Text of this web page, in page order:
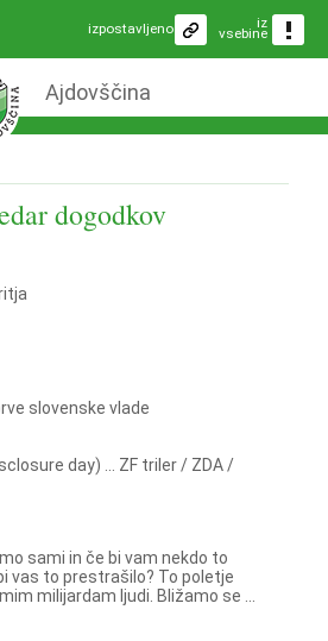
iz
vsebine
izpostavljeno
Ajdovščina
dogodkov
slovenske vlade
day) ... ZF triler / ZDA /
sami in če bi vam nekdo to
vas to prestrašilo? To poletje
milijardam ljudi. Bližamo se ...